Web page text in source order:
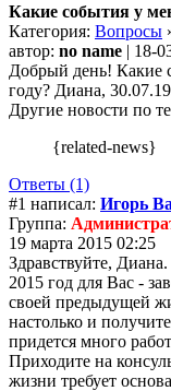
Какие события у
Категория: Вопросы
автор: no name | 18-
Добрый день! Какие
году? Диана,
Другие новости по
{related-news}
Ответы (1)
#1 написал: Игорь
Группа:
19 марта 2015 02:25
Здравствуйте, Диана.
2015 год для Вас -
своей предыдущей
настолько и
придется много
Приходите на
жизни требует